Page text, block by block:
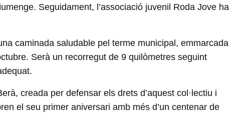
Seguidament, l’associació juvenil Roda Jove ha
caminada saludable pel terme municipal, emmarcada
Serà un recorregut de 9 quilòmetres seguint
creada per defensar els drets d’aquest col·lectiu i
el seu primer aniversari amb més d’un centenar de